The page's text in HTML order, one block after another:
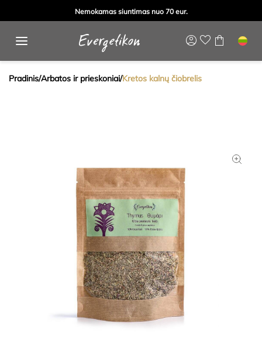
Nemokamas siuntimas nuo 70 eur.
Pradinis/Arbatos ir prieskoniai/Kretos kalnų čiobrelis